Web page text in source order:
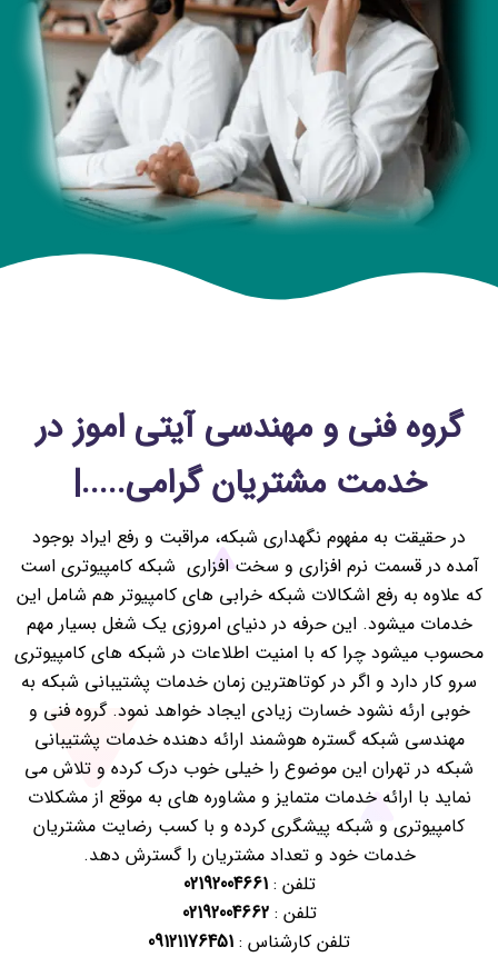
گروه فنی و مهندسی آیتی اموز در
خدمت مشتریان گرامی.....|
در حقیقت به مفهوم نگهداری شبکه، مراقبت و رفع ایراد بوجود
آمده در قسمت نرم افزاری و سخت افزاری شبکه کامپیوتری است
که علاوه به رفع اشکالات شبکه خرابی های کامپیوتر هم شامل این
خدمات میشود. این حرفه در دنیای امروزی یک شغل بسیار مهم
محسوب میشود چرا که با امنیت اطلاعات در شبکه های کامپیوتری
سرو کار دارد و اگر در کوتاهترین زمان خدمات پشتیبانی شبکه به
خوبی ارئه نشود خسارت زیادی ایجاد خواهد نمود. گروه فنی و
مهندسی شبکه گستره هوشمند ارائه دهنده خدمات پشتیبانی
شبکه در تهران این موضوع را خیلی خوب درک کرده و تلاش می
نماید با ارائه خدمات متمایز و مشاوره های به موقع از مشکلات
کامپیوتری و شبکه پیشگری کرده و با کسب رضایت مشتریان
خدمات خود و تعداد مشتریان را گسترش دهد.
تلفن :02192004661
تلفن :02192004662
تلفن کارشناس : 09121176451